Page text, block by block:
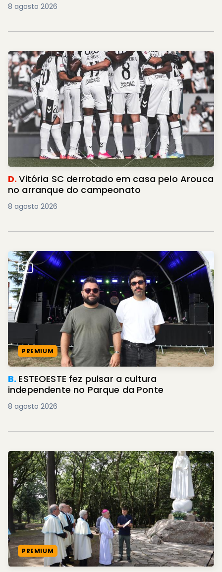
8 agosto 2026
D.Vitória SC derrotado em casa pelo Arouca
no arranque do campeonato
8 agosto 2026
PREMIUM
B. ESTEOESTE fez pulsar a cultura
independente no Parque da Ponte
8 agosto 2026
PREMIUM